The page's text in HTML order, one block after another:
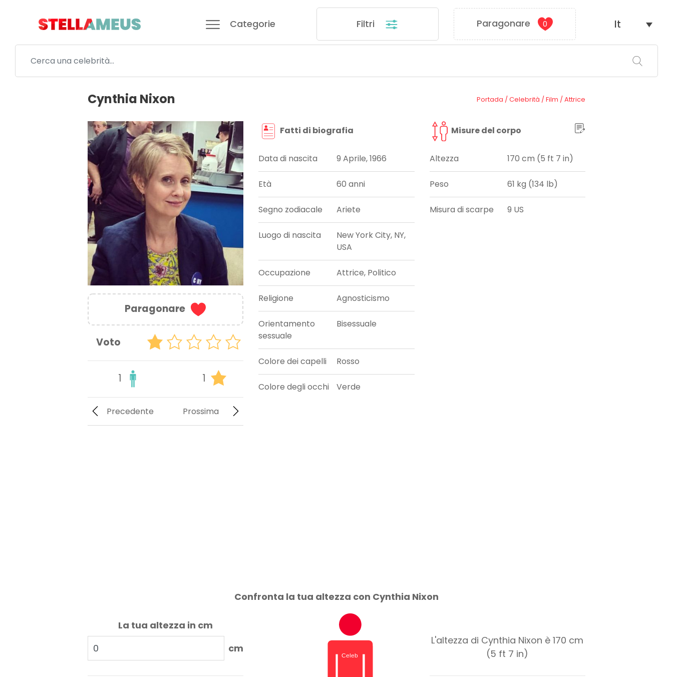
Categorie Filtri Paragonare 0 It
Cynthia Nixon Portada /Celebrità /Film /Attrice
Paragonare
Voto
1 1
Prossima
Precedente
Fatti di biografia
Data di nascita 9 Aprile, 1966
Età 60 anni
Segno zodiacale Ariete
Luogo di nascita
New York City, NY,
USA
Occupazione Attrice, Politico
Religione Agnosticismo
Orientamento
sessuale
Bisessuale
Colore dei capelli Rosso
Colore degli occhi Verde
Misure del corpo
Altezza 170 cm (5 ft 7 in)
Peso 61 kg (134 lb)
Misura di scarpe 9 US
Confronta la tua altezza con Cynthia Nixon
La tua altezza in cm
cm
L'altezza di Cynthia Nixon è 170 cm
(5 ft 7 in)